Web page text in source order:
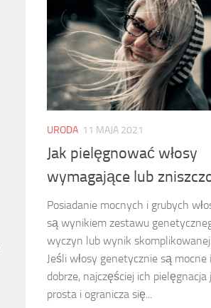
URODA 11 MAJA 2021
Jak pielęgnować włosy
wymagające lub
Posiadanie mocnych i grubych
są wynikiem zestawu
wyczyn lub wynik skomplikowanej
Jeśli włosy genetycznie są
dobrze, najczęściej ich pielęgnacja
prosta i ogranicza się...